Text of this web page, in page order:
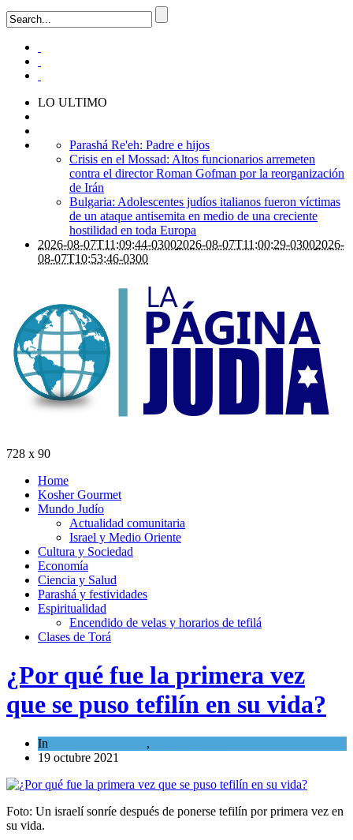
LO ULTIMO
Parashá Re'eh: Padre e hijos
Crisis en el Mossad: Altos funcionarios arremeten
contra el director Roman Gofman por la reorganización
de Irán
Bulgaria: Adolescentes judíos italianos fueron víctimas
de un ataque antisemita en medio de una creciente
hostilidad en toda Europa
2026-08-07T11:09:44-03002026-08-07T11:00:29-03002026-
08-07T10:53:46-0300
728 x 90
Home
Kosher Gourmet
Mundo Judío
Actualidad comunitaria
Israel y Medio Oriente
Cultura y Sociedad
Economía
Ciencia y Salud
Parashá y festividades
Espiritualidad
Encendido de velas y horarios de tefilá
Clases de Torá
¿Por qué fue la primera vez
que se puso tefilín en su vida?
In ,
19 octubre 2021
Foto: Un israelí sonríe después de ponerse tefilín por primera vez en
su vida.